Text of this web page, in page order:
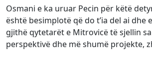
Osmani e ka uruar Pecin për këtë
është besimplotë që do t’ia del ai dhe
gjithë qytetarët e Mitrovicë të sjellin
perspektivë dhe më shumë projekte,